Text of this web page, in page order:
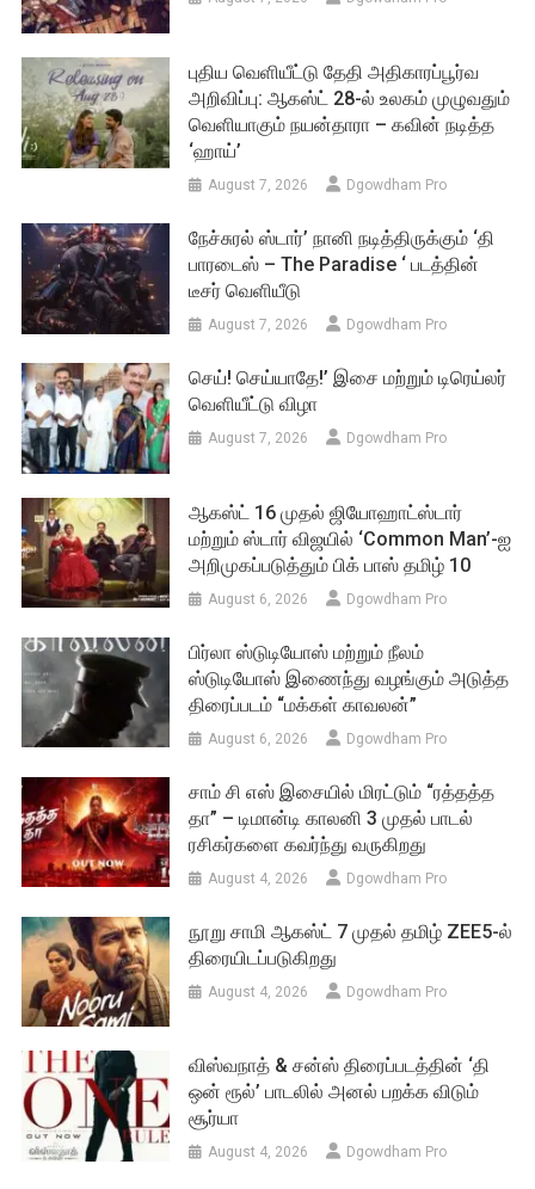
புதிய வெளியீட்டு தேதி அதிகாரப்பூர்வ
அறிவிப்பு: ஆகஸ்ட் 28-ல் உலகம் முழுவதும்
வெளியாகும் நயன்தாரா – கவின் நடித்த
‘ஹாய்’
August 7, 2026 Dgowdham Pro
நேச்சுரல் ஸ்டார்’ நானி நடித்திருக்கும் ‘தி
பாரடைஸ் – The Paradise ‘ படத்தின்
டீசர் வெளியீடு
August 7, 2026 Dgowdham Pro
செய்! செய்யாதே!’ இசை மற்றும் டிரெய்லர்
வெளியீட்டு விழா
August 7, 2026 Dgowdham Pro
ஆகஸ்ட் 16 முதல் ஜியோஹாட்ஸ்டார்
மற்றும் ஸ்டார் விஜயில் ‘Common Man’-ஐ
அறிமுகப்படுத்தும் பிக் பாஸ் தமிழ் 10
August 6, 2026 Dgowdham Pro
பிர்லா ஸ்டுடியோஸ் மற்றும் நீலம்
ஸ்டுடியோஸ் இணைந்து வழங்கும் அடுத்த
திரைப்படம் “மக்கள் காவலன்”
August 6, 2026 Dgowdham Pro
சாம் சி எஸ் இசையில் மிரட்டும் “ரத்தத்த
தா” – டிமான்டி காலனி 3 முதல் பாடல்
ரசிகர்களை கவர்ந்து வருகிறது
August 4, 2026 Dgowdham Pro
நூறு சாமி ஆகஸ்ட் 7 முதல் தமிழ் ZEE5-ல்
திரையிடப்படுகிறது
August 4, 2026 Dgowdham Pro
விஸ்வநாத் & சன்ஸ் திரைப்படத்தின் ‘தி
ஒன் ரூல்’ பாடலில் அனல் பறக்க விடும்
சூர்யா
August 4, 2026 Dgowdham Pro